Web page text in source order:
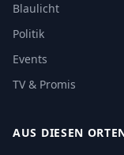
Blaulicht
Politik
Events
TV & Promis
AUS DIESEN